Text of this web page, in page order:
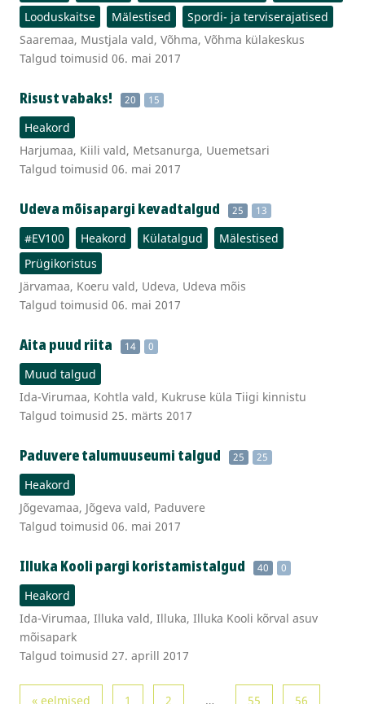
Looduskaitse
Mälestised
Spordi- ja terviserajatised
Saaremaa, Mustjala vald, Võhma, Võhma külakeskus
Talgud toimusid 06. mai 2017
Risust vabaks! 20 15
Heakord
Harjumaa, Kiili vald, Metsanurga, Uuemetsari
Talgud toimusid 06. mai 2017
Udeva mõisapargi kevadtalgud 25 13
#EV100 Heakord Külatalgud
Mälestised
Prügikoristus
Järvamaa, Koeru vald, Udeva, Udeva mõis
Talgud toimusid 06. mai 2017
Aita puud riita 14 0
Muud talgud
Ida-Virumaa, Kohtla vald, Kukruse küla Tiigi kinnistu
Talgud toimusid 25. märts 2017
Paduvere talumuuseumi talgud 25 25
Heakord
Jõgevamaa, Jõgeva vald, Paduvere
Talgud toimusid 06. mai 2017
Illuka Kooli pargi koristamistalgud 40 0
Heakord
Ida-Virumaa, Illuka vald, Illuka, Illuka Kooli kõrval asuv
mõisapark
Talgud toimusid 27. aprill 2017
« eelmised 1 2 … 55 56